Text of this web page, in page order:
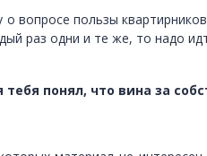
о вопросе пользы
раз одни и те же, то надо
тебя понял, что вина за